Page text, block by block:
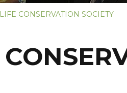
CONSERVATION SOCIETY